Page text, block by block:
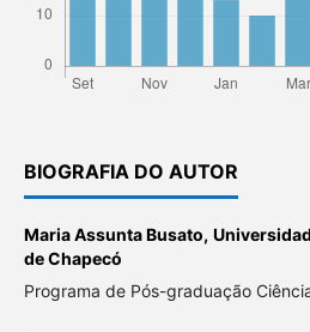
BIOGRAFIA DO AUTOR
Maria Assunta Busato,
de Chapecó
Programa de Pós-graduação